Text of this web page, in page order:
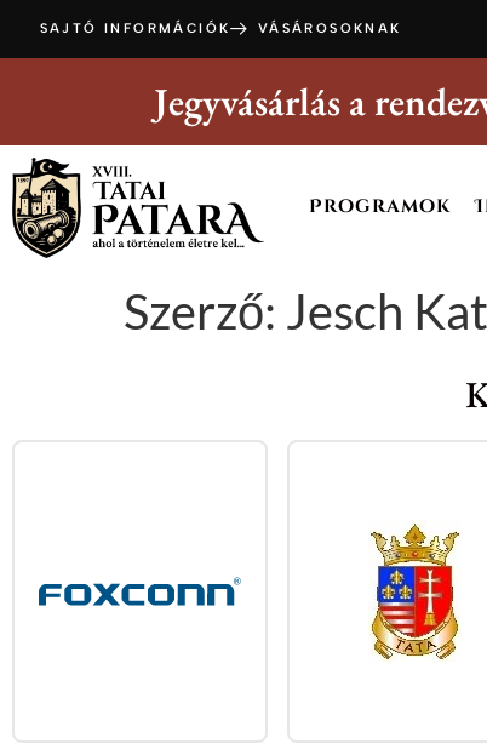
SAJTÓ INFORMÁCIÓK VÁSÁROSOKNAK
Jegyvásárlás a
Programok
Szerző: Jesch